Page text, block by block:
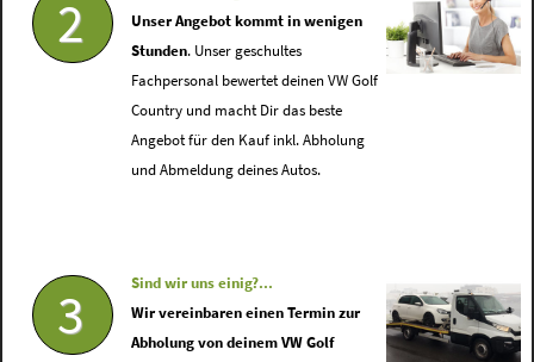
2
Unser Angebot kommt in wenigen
Stunden. Unser geschultes
Fachpersonal bewertet deinen VW Golf
Country und macht Dir das beste
Angebot für den Kauf inkl. Abholung
und Abmeldung deines Autos.
3
Sind wir uns einig?...
Wir vereinbaren einen Termin zur
Abholung von deinem VW Golf